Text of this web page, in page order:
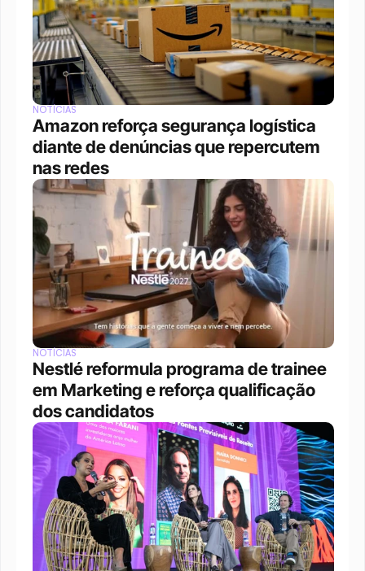
NOTÍCIAS
Amazon reforça segurança logística
diante de denúncias que repercutem
nas redes
NOTÍCIAS
Nestlé reformula programa de trainee
em Marketing e reforça qualificação
dos candidatos